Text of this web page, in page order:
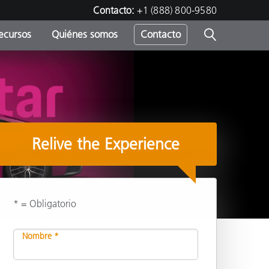
Contacto: +1 (888) 800-9580
Quiénes somos Contacto
Relive the Experience
* = Obligatorio
Nombre *